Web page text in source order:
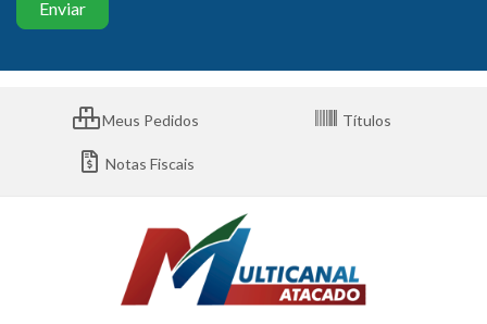
Meus Pedidos Títulos
Notas Fiscais